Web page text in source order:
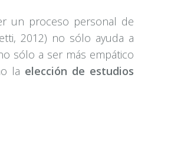
un proceso personal de
2012) no sólo ayuda a
sólo a ser más empático
la elección de estudios